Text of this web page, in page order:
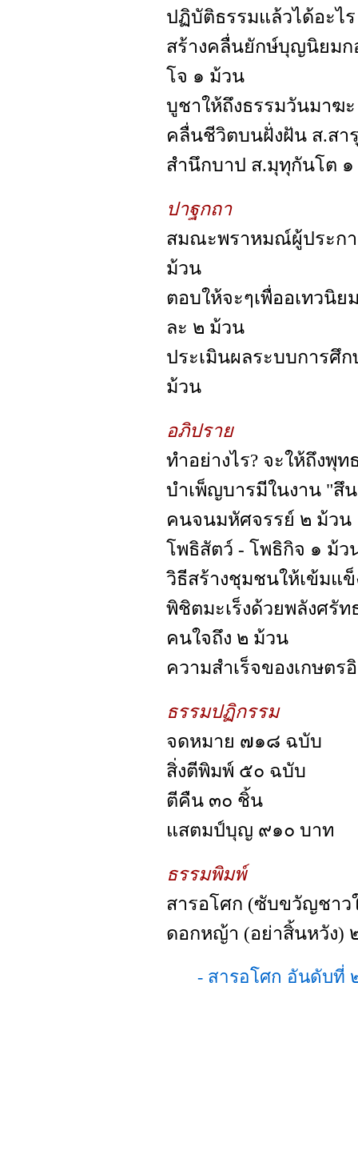
ปฏิบัติธรรมแล้วได้อะไ
สร้างคลื่นยักษ์บุญนิยมก
โจ ๑ ม้วน
บูชาให้ถึงธรรมวันมาฆ
คลื่นชีวิตบนฝั่งฝัน ส.สา
สำนึกบาป ส.มุทุกันโต
ปาฐกถา
สมณะพราหมณ์ผู้ประก
ม้วน
ตอบให้จะๆเพื่ออเทวนิ
ละ ๒ ม้วน
ประเมินผลระบบการศึ
ม้วน
อภิปราย
ทำอย่างไร? จะให้ถึงพุ
บำเพ็ญบารมีในงาน "สึ
คนจนมหัศจรรย์ ๒ ม้วน
โพธิสัตว์ - โพธิกิจ ๑ ม้ว
วิธีสร้างชุมชนให้เข้มแ
พิชิตมะเร็งด้วยพลังศรัท
คนใจถึง ๒ ม้วน
ความสำเร็จของเกษตร
ธรรมปฏิกรรม
จดหมาย ๗๑๘ ฉบับ
สิ่งตีพิมพ์ ๕๐ ฉบับ
ตีคืน ๓๐ ชิ้น
แสตมป์บุญ ๙๑๐ บาท
ธรรมพิมพ์
สารอโศก (ซับขวัญชาว
ดอกหญ้า (อย่าสิ้นหวัง)
- สารอโศก อันดับที่